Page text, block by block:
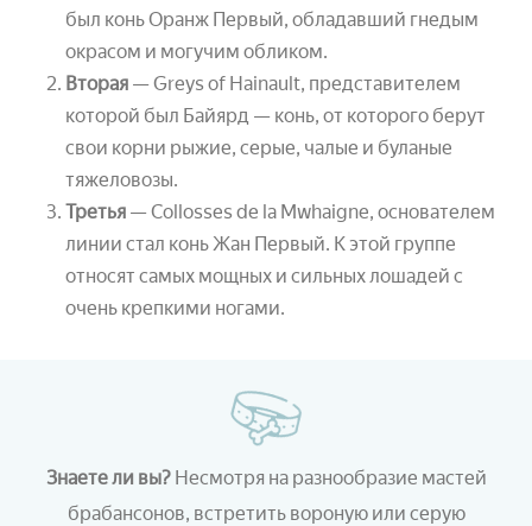
был конь Оранж Первый, обладавший гнедым
окрасом и могучим обликом.
Вторая — Greys of Hainault, представителем
которой был Байярд — конь, от которого берут
свои корни рыжие, серые, чалые и буланые
тяжеловозы.
Третья — Collosses de la Mwhaigne, основателем
линии стал конь Жан Первый. К этой группе
относят самых мощных и сильных лошадей с
очень крепкими ногами.
Знаете ли вы? Несмотря на разнообразие мастей
брабансонов, встретить вороную или серую